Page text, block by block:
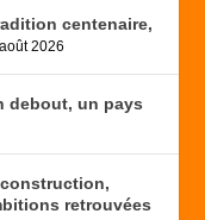
centenaire,
2026
debout, un pays
retrouvées